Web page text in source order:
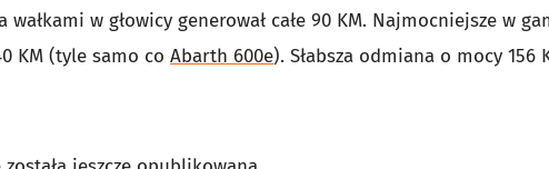
w głowicy generował całe 90 KM. Najmocniejsze w
KM (tyle samo co Abarth 600e). Słabsza odmiana o mocy 156